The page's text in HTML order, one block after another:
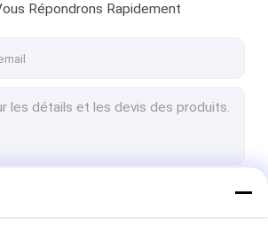
Répondrons Rapidement